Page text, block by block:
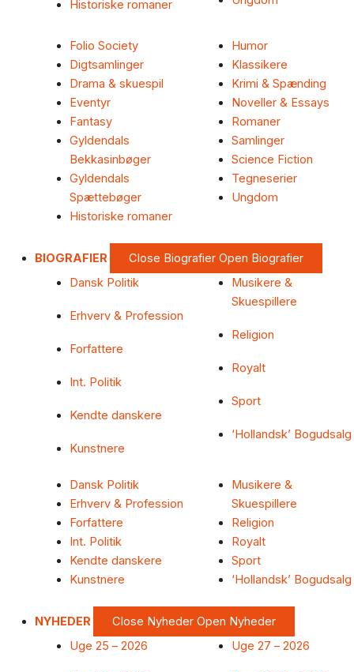
Historiske romaner
Folio Society
Digtsamlinger
Drama & skuespil
Eventyr
Fantasy
Gyldendals
Bekkasinbøger
Gyldendals
Spættebøger
Historiske romaner
Humor
Klassikere
Krimi & Spænding
Noveller & Essays
Romaner
Samlinger
Science Fiction
Tegneserier
Ungdom
BIOGRAFIER Close Biografier Open Biografier
Dansk Politik
Erhverv & Profession
Forfattere
Int. Politik
Kendte danskere
Kunstnere
Musikere &
Skuespillere
Religion
Royalt
Sport
‘Hollandsk’ Bogudsalg
Dansk Politik
Erhverv & Profession
Forfattere
Int. Politik
Kendte danskere
Kunstnere
Musikere &
Skuespillere
Religion
Royalt
Sport
‘Hollandsk’ Bogudsalg
NYHEDER Close Nyheder Open Nyheder
Uge 25 – 2026
Uge 27 – 2026